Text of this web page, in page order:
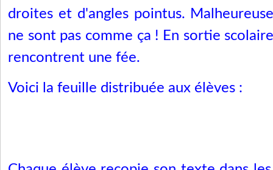
droites et d'angles pointus.
ne sont pas comme ça ! En sortie
rencontrent une fée.
Voici la feuille distribuée aux élèves :